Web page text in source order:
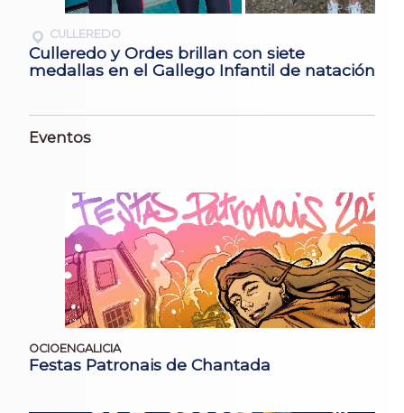
CULLEREDO
Culleredo y Ordes brillan con siete
medallas en el Gallego Infantil de natación
Eventos
OCIOENGALICIA
Festas Patronais de Chantada